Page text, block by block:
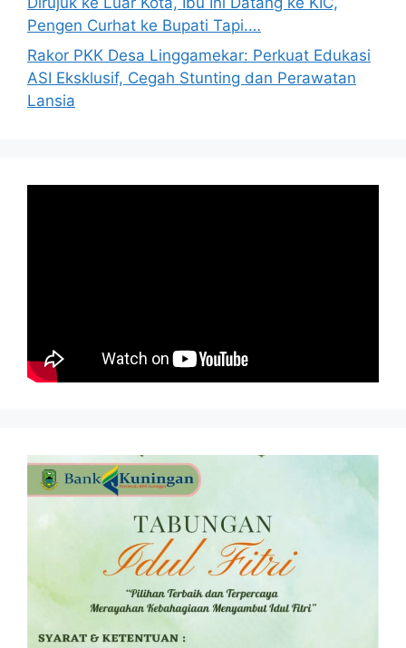
Pengen Curhat ke Bupati Tapi.…
Rakor PKK Desa Linggamekar: Perkuat Edukasi
ASI Eksklusif, Cegah Stunting dan Perawatan
Lansia